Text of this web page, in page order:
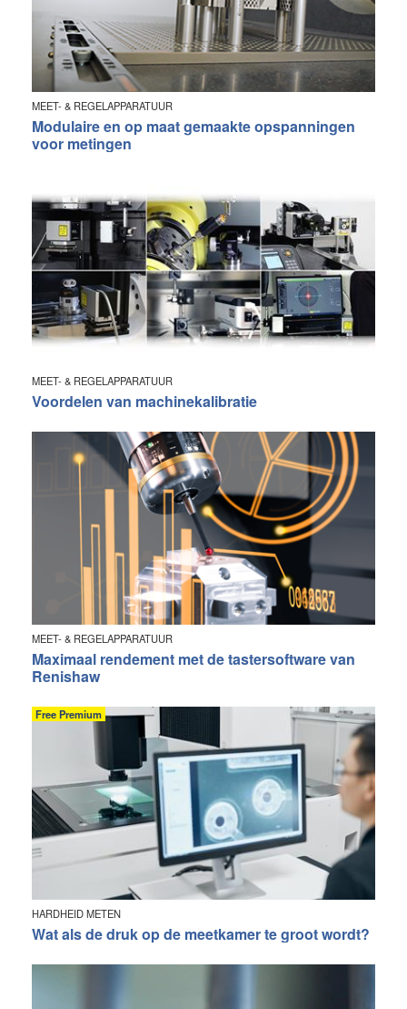
MEET- & REGELAPPARATUUR
Modulaire en op maat gemaakte opspanningen
voor metingen
MEET- & REGELAPPARATUUR
Voordelen van machinekalibratie
MEET- & REGELAPPARATUUR
Maximaal rendement met de tastersoftware van
Renishaw
Free Premium
HARDHEID METEN
Wat als de druk op de meetkamer te groot wordt?